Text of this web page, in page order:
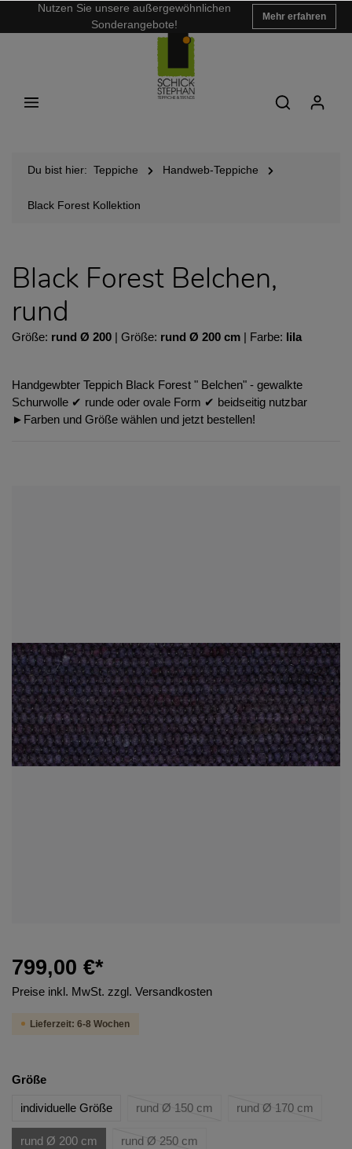
Nutzen Sie unsere außergewöhnlichen
Sonderangebote!
Mehr erfahren
Du bist hier: Teppiche Handweb-Teppiche
Black Forest Kollektion
Black Forest Belchen,
rund
Größe: rund Ø 200 | Größe: rund Ø 200 cm | Farbe: lila
Handgewbter Teppich Black Forest " Belchen" - gewalkte
Schurwolle ✔︎ runde oder ovale Form ✔︎ beidseitig nutzbar
►Farben und Größe wählen und jetzt bestellen!
799,00 €*
Preise inkl. MwSt. zzgl. Versandkosten
Lieferzeit: 6-8 Wochen
Größe
individuelle Größe rund Ø 150 cm rund Ø 170 cm
rund Ø 200 cm rund Ø 250 cm